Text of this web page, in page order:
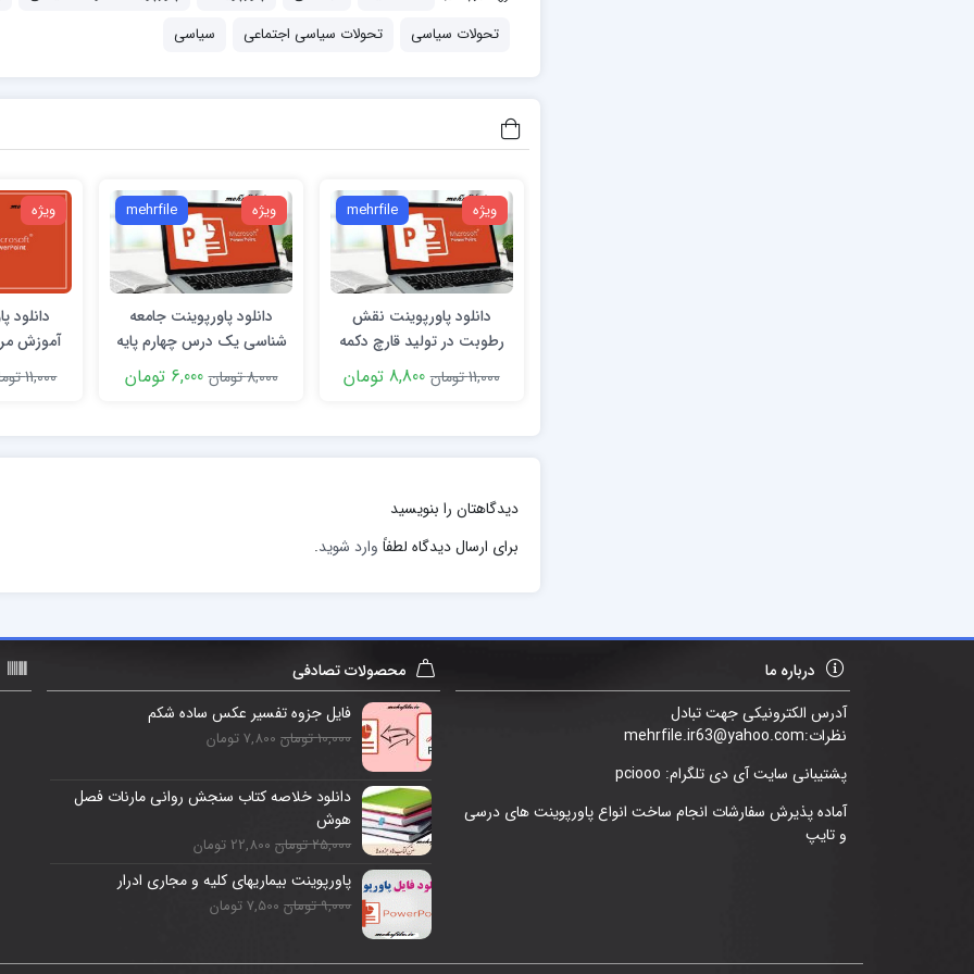
تحولات سیاسی
تحولات سیاسی اجتماعی سیاسی
ویژه mehrfile
دانلود پاورپوینت نقش
رطوبت در تولید قارچ دکمه
11,000 تومان 8,800 تومان
ویژه mehrfile
دانلود پاورپوینت جامعه
شناسی یک درس چهارم پایه
8,000 تومان 6,000 تومان
ویژه
دانلود
آموزش
11,000 تومان
دیدگاهتان را بنویسید
برای ارسال دیدگاه لطفاً وارد شوید.
درباره ما
آدرس الکترونیکی جهت تبادل
نظرات:mehrfile.ir63@yahoo.com
پشتیبانی سایت آی دی تلگرام: pciooo
آماده پذیرش سفارشات انجام ساخت انواع پاورپوینت های درسی
و تایپ
محصولات تصادفی
فایل جزوه تفسیر عکس ساده شکم
10,000 تومان 7,800 تومان
دانلود خلاصه کتاب سنجش روانی مارنات فصل
هوش
25,000 تومان 22,800 تومان
پاورپوینت بیماریهای کلیه و مجاری ادرار
9,000 تومان 7,500 تومان